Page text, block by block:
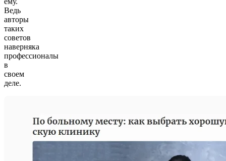
Ведь
авторы
таких
советов
наверняка
профессионалы
в
своем
деле.